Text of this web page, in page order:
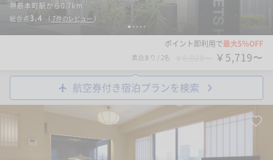
1 2 3 4 5
堺筋本町駅から0.7km
総合点3.4 （ 7件のレビュー ）
ポイント即利用で最大5％OFF
素泊まり / 2名 ￥5,719〜
航空券付き宿泊プランを検索